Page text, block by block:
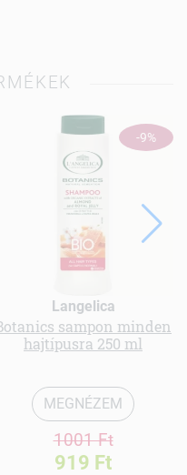
-9%
Langelica
sampon minden
hajtípusra 250 ml
MEGNÉZEM
1001 Ft
919 Ft